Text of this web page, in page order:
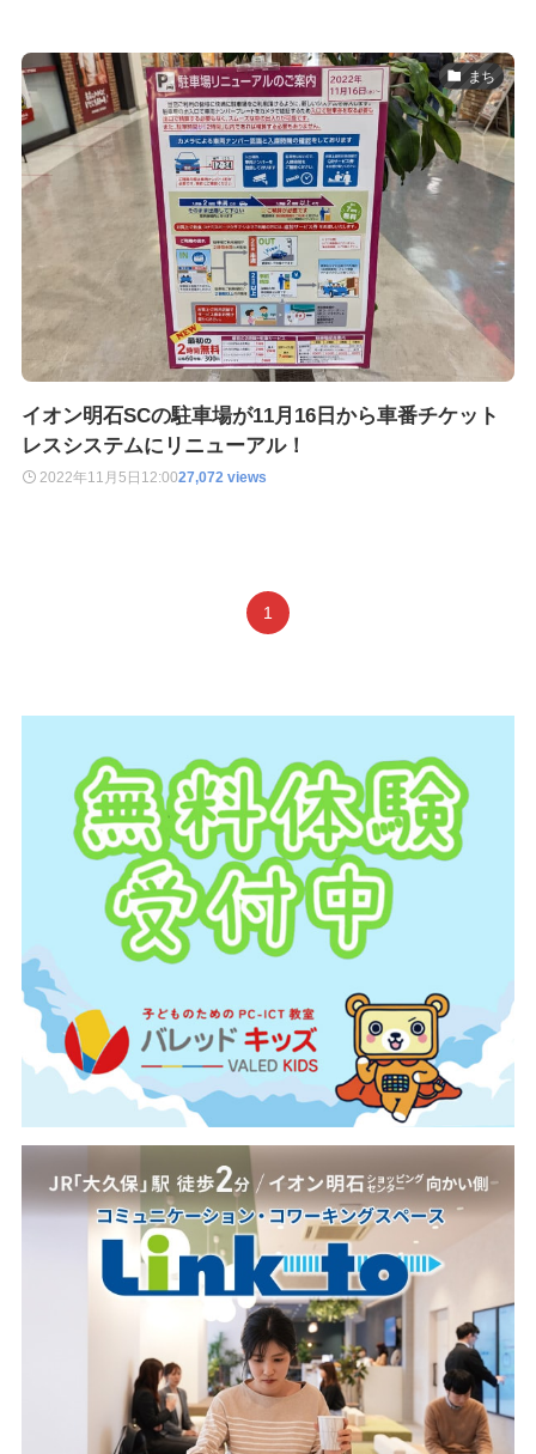
まち
イオン明石SCの駐車場が11月16日から車番チケット
レスシステムにリニューアル！
2022年11月5日 12:0027,072 views
1